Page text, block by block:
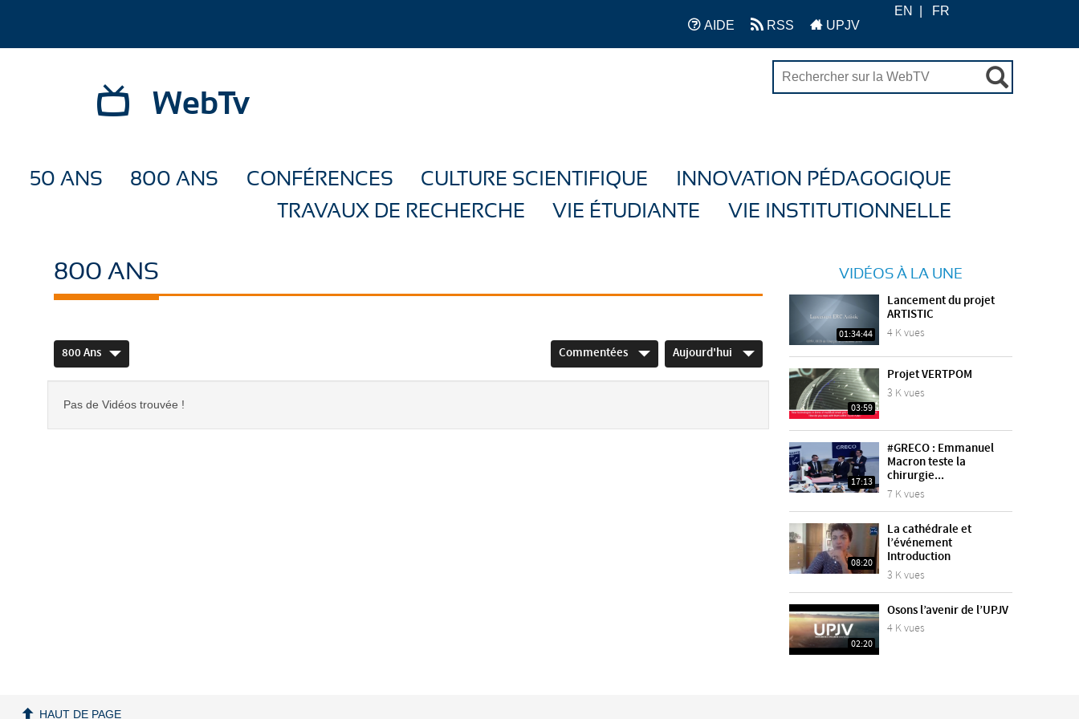
AIDE RSS UPJV
EN FR
WebTv
50 ANS 800 ANS CONFÉRENCES CULTURE SCIENTIFIQUE
INNOVATION PÉDAGOGIQUE
TRAVAUX DE RECHERCHE
VIE ÉTUDIANTE VIE INSTITUTIONNELLE
800 ANS
800 Ans Commentées Aujourd'hui
Pas de Vidéos trouvée !
VIDÉOS À LA UNE
01:34:44
Lancement du projet
ARTISTIC
4 K vues
03:59
Projet VERTPOM
3 K vues
17:13
#GRECO : Emmanuel
Macron teste la
chirurgie...
7 K vues
08:20
La cathédrale et
l’événement
Introduction
3 K vues
02:20
Osons l’avenir de l’UPJV
4 K vues
HAUT DE PAGE